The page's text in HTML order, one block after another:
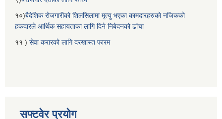
१०)बैदेशिक रोजगारीको शिलसिलामा मृत्यु भएका कामदारहरुको नजिकको
हकदारले आर्थिक सहायताका लागि दिने निबेदनको ढांचा
११ ) सेवा करारको लागि दरखास्त फारम
सफ्टवेर प्रयोग